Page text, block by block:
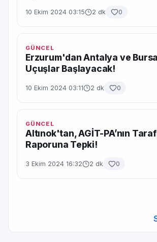
10 Ekim 2024 03:15 2 dk 0
GÜNCEL
Erzurum'dan Antalya ve
Uçuşlar Başlayacak!
10 Ekim 2024 03:11 2 dk 0
GÜNCEL
Altınok'tan, AGİT-PA’nın
Raporuna Tepki!
3 Ekim 2024 16:32 2 dk 0